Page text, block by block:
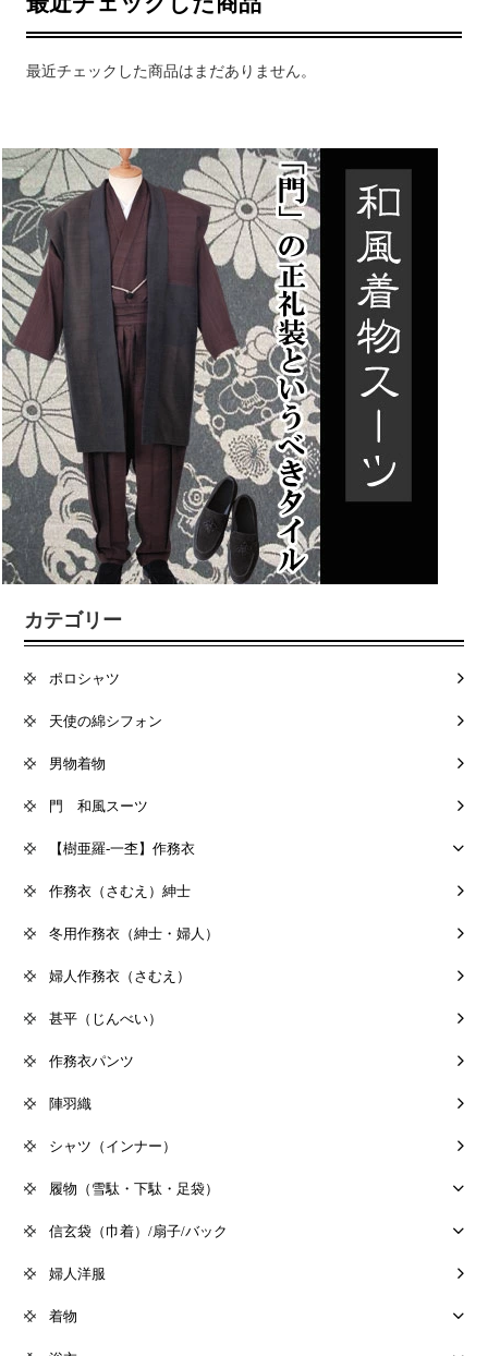
最近チェックした商品はまだありません。
カテゴリー
ポロシャツ
天使の綿シフォン
男物着物
門 和風スーツ
【樹亜羅-一杢】作務衣
作務衣（さむえ）紳士
冬用作務衣（紳士・婦人）
婦人作務衣（さむえ）
甚平（じんべい）
作務衣パンツ
陣羽織
シャツ（インナー）
履物（雪駄・下駄・足袋）
信玄袋（巾着）/扇子/バック
婦人洋服
着物